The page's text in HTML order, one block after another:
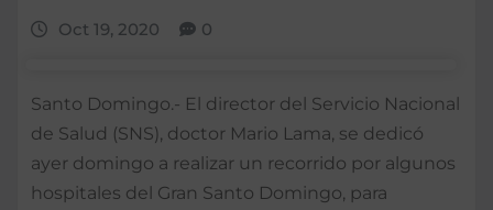
Oct 19, 2020 0
Santo Domingo.- El director del Servicio Nacional
de Salud (SNS), doctor Mario Lama, se dedicó
ayer domingo a realizar un recorrido por algunos
hospitales del Gran Santo Domingo, para